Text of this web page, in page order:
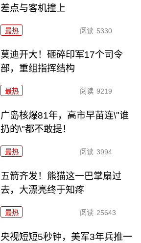
差点与客机撞上
最热 阅读 5330
莫迪开大！砸碎印军17个司令
部，重组指挥结构
最热 阅读 9219
广岛核爆81年，高市早苗连\"谁
扔的\"都不敢提！
最热 阅读 3994
五箭齐发！熊猫这一巴掌扇过
去，大漂亮终于知疼
最热 阅读 25643
央视短短5秒钟，美军3年兵推一